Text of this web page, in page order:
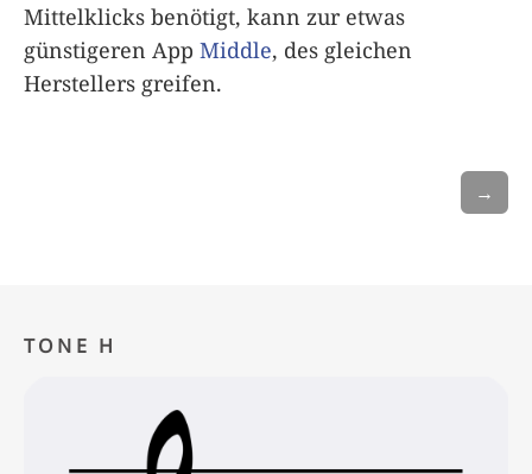
Mittelklicks benötigt, kann zur etwas
günstigeren App Middle, des gleichen
Herstellers greifen.
→
TONE H